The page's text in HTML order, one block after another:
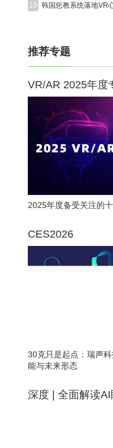
10
推荐专题
VR/AR 2025年度
2025年度备受关注的
CES2026
30克只是起点：瑞声
能与未来形态
深度 | 全面解读AI